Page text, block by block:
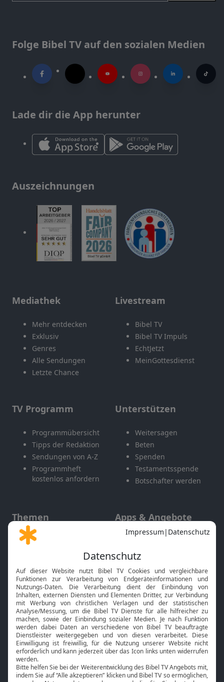
Folge Bibel TV auf den sozialen Medien
Lade dir die App herunter
Auszeichnungen
Mediathek
Mehr entdecken
Exklusiv
Genres
Alle Sendungen
Letzte Chance
Livestream
Bibel TV
Bibel TV Impuls
EchtJetzt
MeinGottesdienst
TV Programm
Programmübersicht
Tipps der Redaktion
Sendungen von A-Z
Programmheft
kostenlos anfordern
Unterstützen
Weitersagen
Beten
Spenden
Testamentsspende
Botschafter werden
Themen
Gott und Bibel erklärt
Neuigkeiten
Apps & Angebote
Mobile App
Smart TV
HbbTV
Bibelthek Online-Bibel
Nächster Gottesdienst
Bibel TV
Über uns
Service
Kontakt